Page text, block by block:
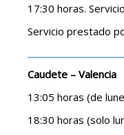
17:30 horas.
Servicio prestado
Caudete – Valencia
13:05 horas (de
18:30 horas (solo